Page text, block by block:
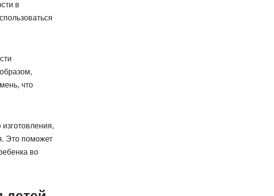
в
что
Это поможет
во